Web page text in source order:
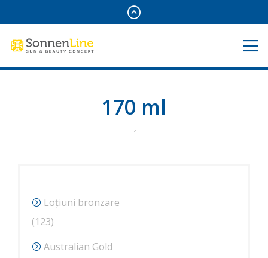
170 ml
Loțiuni bronzare
123123
produse
Australian Gold